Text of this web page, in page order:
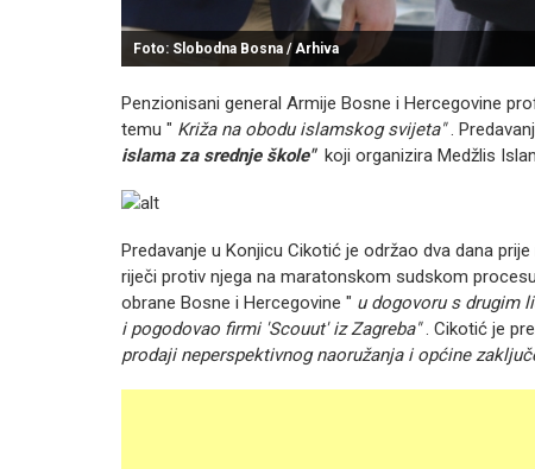
Foto: Slobodna Bosna / Arhiva
Penzionisani general Armije Bosne i Hercegovine
temu " Križa na obodu islamskog svijeta".
islama za srednje škole"koji organizira Medžlis
Predavanje u Konjicu Cikotić je održao dva dana
riječi protiv njega na maratonskom sudskom
obrane Bosne i Hercegovine " u dogovoru s drugim
i pogodovao firmi 'Scouut' iz Zagreba". Cikotić je
prodaji neperspektivnog naoružanja i općine